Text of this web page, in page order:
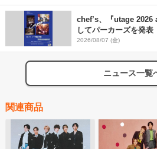
chef’s、『utage 2026
してパーカーズを発表
2026/08/07 (金)
ニュース一覧
関連商品